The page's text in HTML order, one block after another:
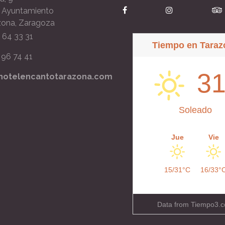
Zaragoza
33 31
74 41
Tiempo en
Soleado
Jue
15/31°C
Vie
16/
Data from